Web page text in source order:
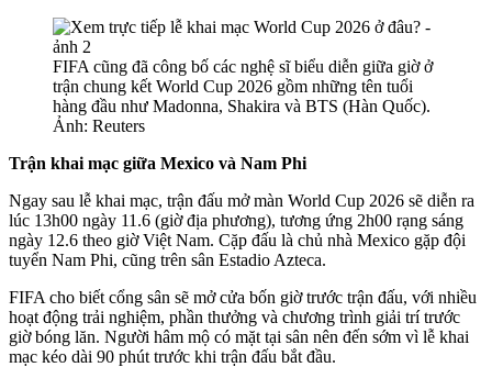
FIFA cũng đã công bố các nghệ sĩ biểu diễn giữa giờ ở
trận chung kết World Cup 2026 gồm những tên tuổi
hàng đầu như Madonna, Shakira và BTS (Hàn Quốc).
Ảnh: Reuters
Trận khai mạc giữa Mexico và Nam Phi
Ngay sau lễ khai mạc, trận đấu mở màn World Cup 2026 sẽ diễn ra
lúc 13h00 ngày 11.6 (giờ địa phương), tương ứng 2h00 rạng sáng
ngày 12.6 theo giờ Việt Nam. Cặp đấu là chủ nhà Mexico gặp đội
tuyển Nam Phi, cũng trên sân Estadio Azteca.
FIFA cho biết cổng sân sẽ mở cửa bốn giờ trước trận đấu, với nhiều
hoạt động trải nghiệm, phần thưởng và chương trình giải trí trước
giờ bóng lăn. Người hâm mộ có mặt tại sân nên đến sớm vì lễ khai
mạc kéo dài 90 phút trước khi trận đấu bắt đầu.